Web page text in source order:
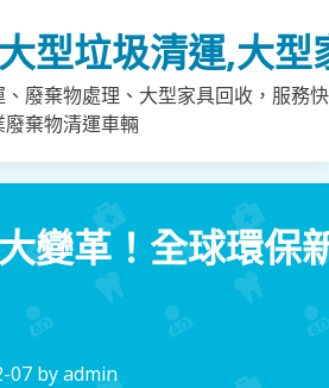
型垃圾清運,大
廢棄物處理、大型家具回收，服務
棄物清運車輛
變革！全球環保
07 byadmin